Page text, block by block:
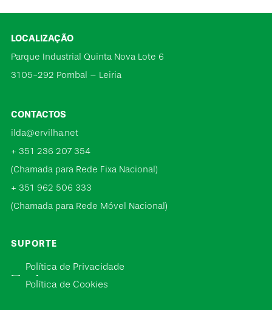
LOCALIZAÇÃO
Parque Industrial Quinta Nova Lote 6
3105-292 Pombal – Leiria
CONTACTOS
ilda@ervilha.net
+ 351 236 207 354
(Chamada para Rede Fixa Nacional)
+ 351 962 506 333
(Chamada para Rede Móvel Nacional)
SUPORTE
Política de Privacidade
Política de Cookies